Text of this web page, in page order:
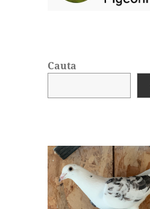
Cauta